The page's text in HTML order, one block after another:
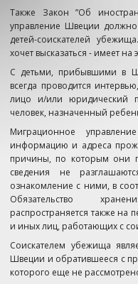
Также Закон ”Об
управление Швеции
детей-соискателей
хочет высказаться - имеет на
С детьми, прибывшими в
всегда проводится
лицо и/или юридический
человек, назначенный
Миграционное
информацию и адреса
причины, по которым они
сведения не
ознакомление с ними, в
Обязательство
распространяется также на
и иных лиц, работающих с
Соискателем убежища
Швеции и обратившееся с
которого еще не